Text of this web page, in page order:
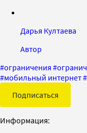
Дарья Култаева
Автор
#ограничения #
#мобильный интернет#
Подписаться
Информация: